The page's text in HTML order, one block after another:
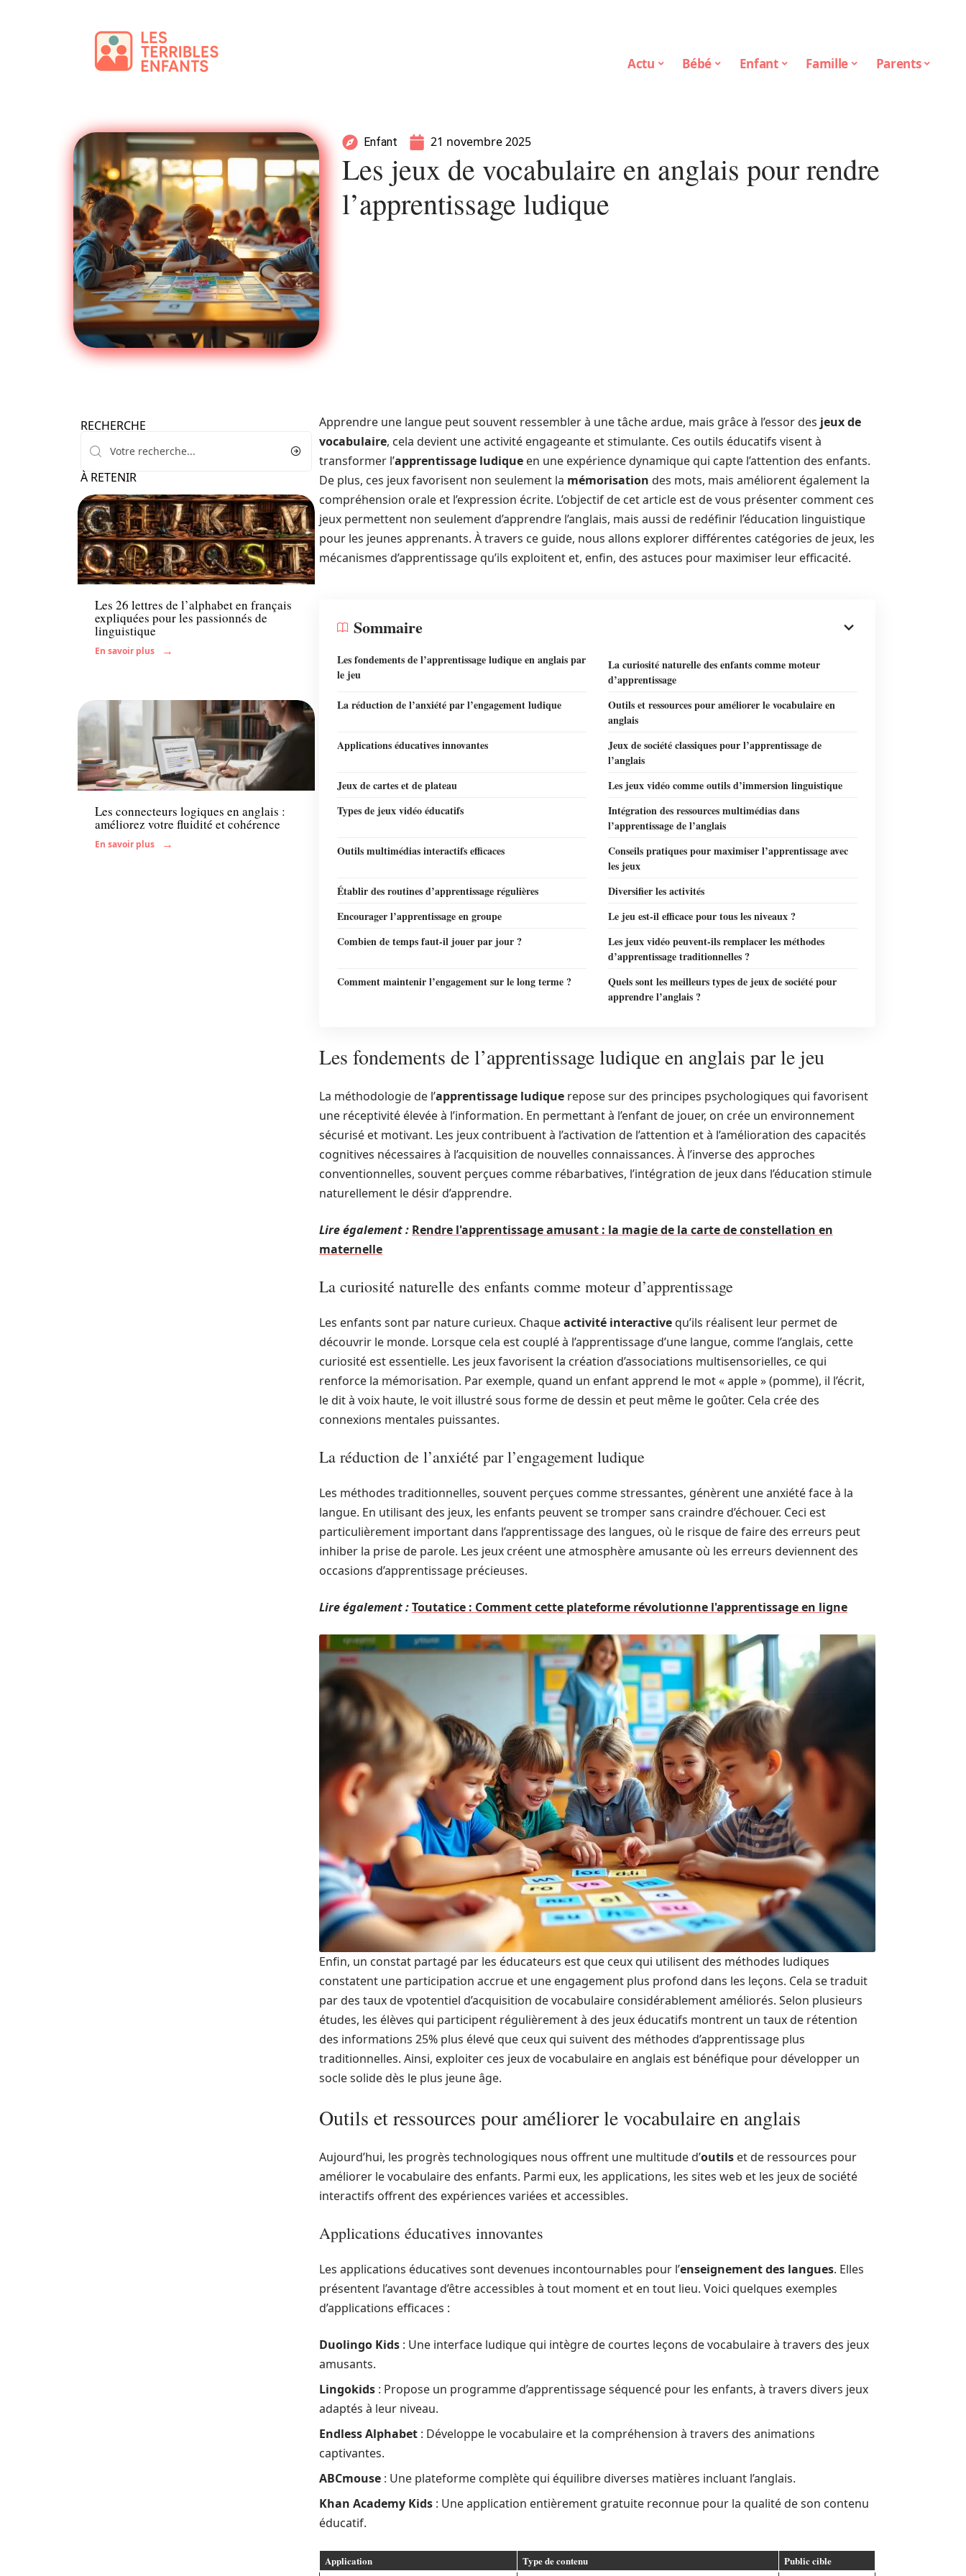
Actu Bébé Enfant Famille Parents
Enfant 21 novembre 2025
Les jeux de vocabulaire en anglais pour rendre
l’apprentissage ludique
RECHERCHE
À RETENIR
Enfant
Les 26 lettres de l’alphabet en français
expliquées pour les passionnés de
linguistique
En savoir plus
Enfant
Les connecteurs logiques en anglais :
améliorez votre fluidité et cohérence
En savoir plus
Apprendre une langue peut souvent ressembler à une tâche ardue, mais grâce à l’essor des jeux de
vocabulaire, cela devient une activité engageante et stimulante. Ces outils éducatifs visent à
transformer l’apprentissage ludique en une expérience dynamique qui capte l’attention des enfants.
De plus, ces jeux favorisent non seulement la mémorisation des mots, mais améliorent également la
compréhension orale et l’expression écrite. L’objectif de cet article est de vous présenter comment ces
jeux permettent non seulement d’apprendre l’anglais, mais aussi de redéfinir l’éducation linguistique
pour les jeunes apprenants. À travers ce guide, nous allons explorer différentes catégories de jeux, les
mécanismes d’apprentissage qu’ils exploitent et, enfin, des astuces pour maximiser leur efficacité.
Sommaire
Les fondements de l’apprentissage ludique en anglais par
le jeu
La curiosité naturelle des enfants comme moteur
d’apprentissage
La réduction de l’anxiété par l’engagement ludique
Outils et ressources pour améliorer le vocabulaire en
anglais
Applications éducatives innovantes
Jeux de société classiques pour l’apprentissage de
l’anglais
Jeux de cartes et de plateau
Les jeux vidéo comme outils d’immersion linguistique
Types de jeux vidéo éducatifs
Intégration des ressources multimédias dans
l’apprentissage de l’anglais
Outils multimédias interactifs efficaces
Conseils pratiques pour maximiser l’apprentissage avec
les jeux
Établir des routines d’apprentissage régulières
Diversifier les activités
Encourager l’apprentissage en groupe
Le jeu est-il efficace pour tous les niveaux ?
Combien de temps faut-il jouer par jour ?
Les jeux vidéo peuvent-ils remplacer les méthodes
d’apprentissage traditionnelles ?
Comment maintenir l’engagement sur le long terme ?
Quels sont les meilleurs types de jeux de société pour
apprendre l’anglais ?
Les fondements de l’apprentissage ludique en anglais par le jeu
La méthodologie de l’apprentissage ludique repose sur des principes psychologiques qui favorisent
une réceptivité élevée à l’information. En permettant à l’enfant de jouer, on crée un environnement
sécurisé et motivant. Les jeux contribuent à l’activation de l’attention et à l’amélioration des capacités
cognitives nécessaires à l’acquisition de nouvelles connaissances. À l’inverse des approches
conventionnelles, souvent perçues comme rébarbatives, l’intégration de jeux dans l’éducation stimule
naturellement le désir d’apprendre.
Lire également : Rendre l'apprentissage amusant : la magie de la carte de constellation en
maternelle
La curiosité naturelle des enfants comme moteur d’apprentissage
Les enfants sont par nature curieux. Chaqueactivité interactivequ’ils réalisent leur permet de
découvrir le monde. Lorsque cela est couplé à l’apprentissage d’une langue, comme l’anglais, cette
curiosité est essentielle. Les jeux favorisent la création d’associations multisensorielles, ce qui
renforce la mémorisation. Par exemple, quand un enfant apprend le mot « apple » (pomme), il l’écrit,
le dit à voix haute, le voit illustré sous forme de dessin et peut même le goûter. Cela crée des
connexions mentales puissantes.
La réduction de l’anxiété par l’engagement ludique
Les méthodes traditionnelles, souvent perçues comme stressantes, génèrent une anxiété face à la
langue. En utilisant des jeux, les enfants peuvent se tromper sans craindre d’échouer. Ceci est
particulièrement important dans l’apprentissage des langues, où le risque de faire des erreurs peut
inhiber la prise de parole. Les jeux créent une atmosphère amusante où les erreurs deviennent des
occasions d’apprentissage précieuses.
Lire également :Toutatice : Comment cette plateforme révolutionne l'apprentissage en ligne
Enfin, un constat partagé par les éducateurs est que ceux qui utilisent des méthodes ludiques
constatent une participation accrue et une engagement plus profond dans les leçons. Cela se traduit
par des taux de vpotentiel d’acquisition de vocabulaire considérablement améliorés. Selon plusieurs
études, les élèves qui participent régulièrement à des jeux éducatifs montrent un taux de rétention
des informations 25% plus élevé que ceux qui suivent des méthodes d’apprentissage plus
traditionnelles. Ainsi, exploiter ces jeux de vocabulaire en anglais est bénéfique pour développer un
socle solide dès le plus jeune âge.
Outils et ressources pour améliorer le vocabulaire en anglais
Aujourd’hui, les progrès technologiques nous offrent une multitude d’outils et de ressources pour
améliorer le vocabulaire des enfants. Parmi eux, les applications, les sites web et les jeux de société
interactifs offrent des expériences variées et accessibles.
Applications éducatives innovantes
Les applications éducatives sont devenues incontournables pour l’enseignement des langues. Elles
présentent l’avantage d’être accessibles à tout moment et en tout lieu. Voici quelques exemples
d’applications efficaces :
Duolingo Kids : Une interface ludique qui intègre de courtes leçons de vocabulaire à travers des jeux
amusants.
Lingokids : Propose un programme d’apprentissage séquencé pour les enfants, à travers divers jeux
adaptés à leur niveau.
Endless Alphabet : Développe le vocabulaire et la compréhension à travers des animations
captivantes.
ABCmouse : Une plateforme complète qui équilibre diverses matières incluant l’anglais.
Khan Academy Kids : Une application entièrement gratuite reconnue pour la qualité de son contenu
éducatif.
Application Type de contenu Public cible